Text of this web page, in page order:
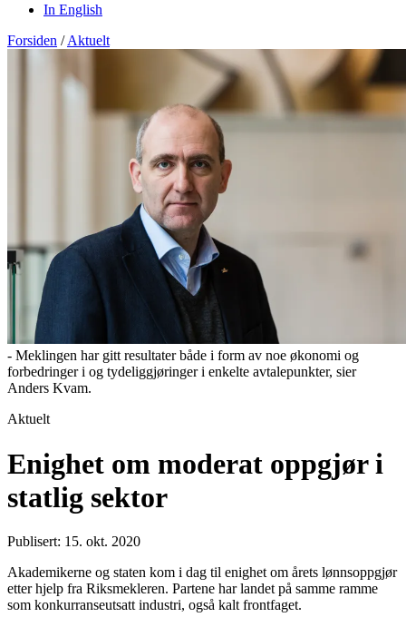
In English
Forsiden / Aktuelt
- Meklingen har gitt resultater både i form av noe økonomi og
forbedringer i og tydeliggjøringer i enkelte avtalepunkter, sier
Anders Kvam.
Aktuelt
Enighet om moderat oppgjør i
statlig sektor
Publisert: 15. okt. 2020
Akademikerne og staten kom i dag til enighet om årets lønnsoppgjør
etter hjelp fra Riksmekleren. Partene har landet på samme ramme
som konkurranseutsatt industri, også kalt frontfaget.